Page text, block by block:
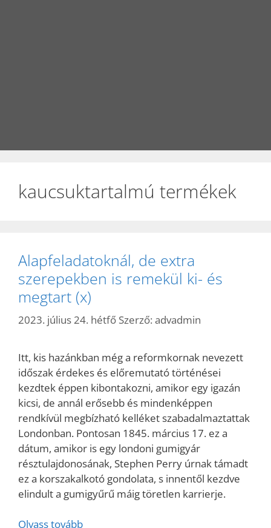
kaucsuktartalmú termékek
Alapfeladatoknál, de extra
szerepekben is remekül ki- és
megtart (x)
2023. július 24. hétfő Szerző: advadmin
Itt, kis hazánkban még a reformkornak nevezett
időszak érdekes és előremutató történései
kezdtek éppen kibontakozni, amikor egy igazán
kicsi, de annál erősebb és mindenképpen
rendkívül megbízható kelléket szabadalmaztattak
Londonban. Pontosan 1845. március 17. ez a
dátum, amikor is egy londoni gumigyár
résztulajdonosának, Stephen Perry úrnak támadt
ez a korszakalkotó gondolata, s innentől kezdve
elindult a gumigyűrű máig töretlen karrierje.
Olvass tovább